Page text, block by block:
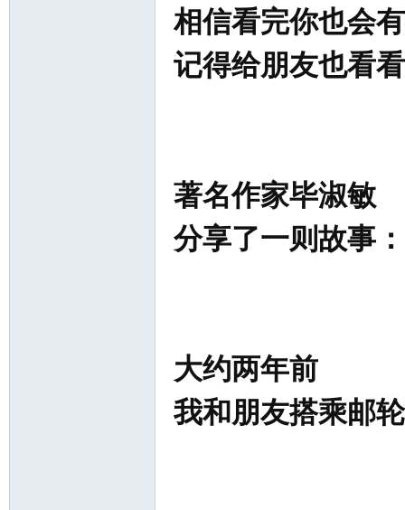
相信看完你也会
记得给朋友也看
著名作家毕淑敏
分享了一则故事：
大约两年前
我和朋友搭乘邮